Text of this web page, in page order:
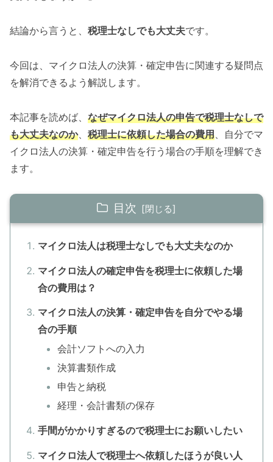
結論から言うと、 税理士なしでも大丈夫です。
今回は、マイクロ法人の決算・確定申告に関連する疑問点
を解消できるよう解説します。
本記事を読めば、 なぜマイクロ法人の申告で税理士なしで
も大丈夫なのか、 税理士に依頼した場合の費用 、自分でマ
イクロ法人の決算・確定申告を行う場合の手順を理解でき
ます。
目次
マイクロ法人は税理士なしでも大丈夫なのか
マイクロ法人の確定申告を税理士に依頼した場
合の費用は？
マイクロ法人の決算・確定申告を自分でやる場
合の手順
会計ソフトへの入力
決算書類作成
申告と納税
経理・会計書類の保存
手間がかかりすぎるので税理士にお願いしたい
マイクロ法人で税理士へ依頼したほうが良い人